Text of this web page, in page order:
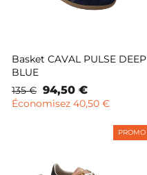
Basket CAVAL PULSE DEEP
BLUE
Prix
normal
135 € Prix
remisé
94,50 €
Économisez 40,50 €
PROMO